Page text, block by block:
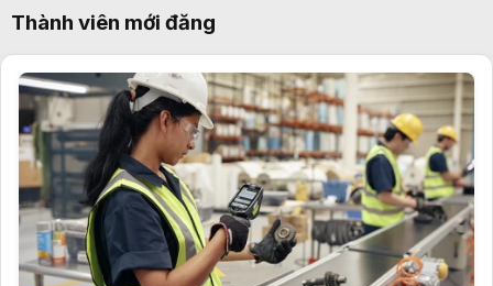
Thành viên mới đăng